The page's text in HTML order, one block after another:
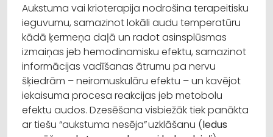
Aukstuma vai krioterapija nodrošina terapeitisku
ieguvumu, samazinot lokāli audu temperatūru
kādā ķermeņa daļā un radot asinsplūsmas
izmaiņas jeb hemodinamisku efektu, samazinot
informācijas vadīšanas ātrumu pa nervu
šķiedrām – neiromuskulāru efektu – un kavējot
iekaisuma procesa reakcijas jeb metobolu
efektu audos. Dzesēšana visbiežāk tiek panākta
ar tiešu “aukstuma nesēja” uzklāšanu (ledus